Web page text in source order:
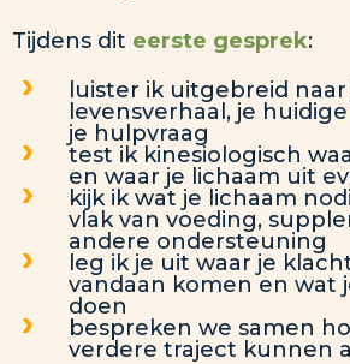
Tijdens dit eerste gesprek:
luister ik uitgebreid naar
levensverhaal, je
je hulpvraag
test ik kinesiologisch
en waar je lichaam uit
kijk ik wat je lichaam
vlak van voeding,
andere ondersteuning
leg ik je uit waar je
vandaan komen en wat
doen
bespreken we samen
verdere traject kunnen